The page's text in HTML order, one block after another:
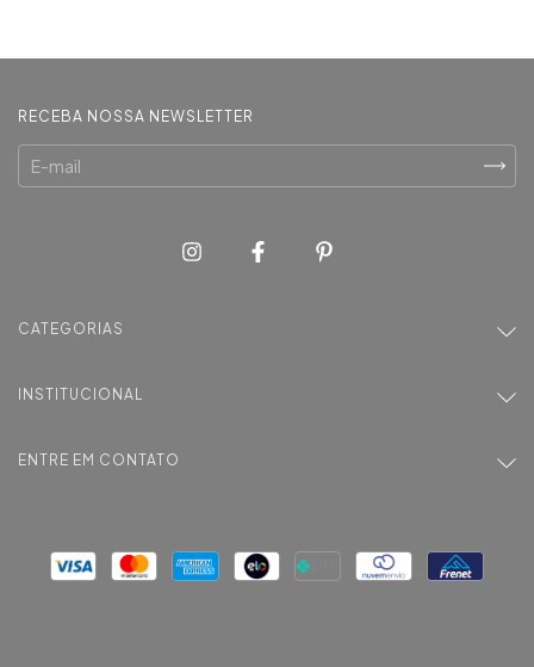
RECEBA NOSSA NEWSLETTER
CATEGORIAS
INSTITUCIONAL
ENTRE EM CONTATO